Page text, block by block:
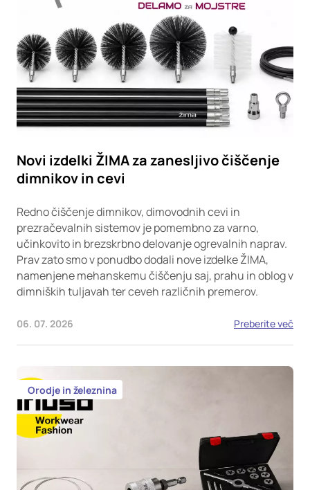
Novi izdelki ŽIMA za zanesljivo čiščenje
dimnikov in cevi
Redno čiščenje dimnikov, dimovodnih cevi in
prezračevalnih sistemov je pomembno za varno,
učinkovito in brezskrbno delovanje ogrevalnih naprav.
Prav zato smo v ponudbo dodali nove izdelke ŽIMA,
namenjene mehanskemu čiščenju saj, prahu in oblog v
dimniških tuljavah ter ceveh različnih premerov.
06. 07. 2026 Preberite več
Orodje in železnina